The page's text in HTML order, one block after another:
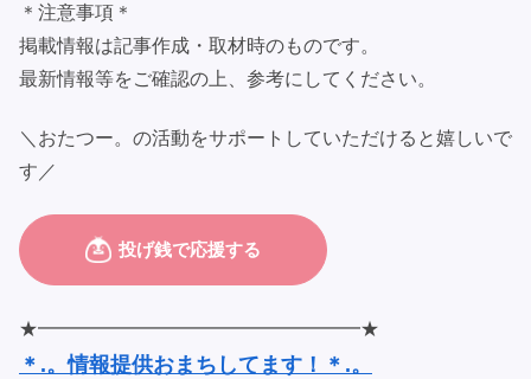
＊注意事項＊
掲載情報は記事作成・取材時のものです。
最新情報等をご確認の上、参考にしてください。
＼おたつー。の活動をサポートしていただけると嬉しいで
す／
★━━━━━━━━━━━━━━━━━★
＊.。情報提供おまちしてます！＊.。